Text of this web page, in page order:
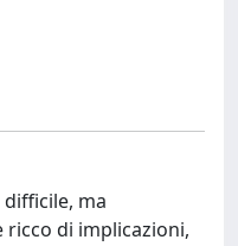
ma
di implicazioni,